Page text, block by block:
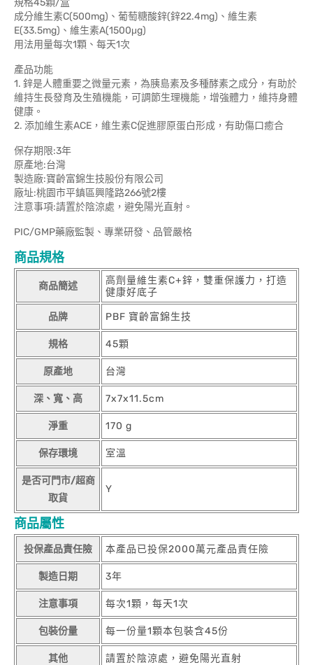
規格45顆/盒
成分維生素C(500mg)、葡萄糖酸鋅(鋅22.4mg)、維生素
E(33.5mg)、維生素A(1500μg)
用法用量每次1顆、每天1次
產品功能
1. 鋅是人體重要之微量元素，為胰島素及多種酵素之成分，有助於
維持生長發育及生殖機能，可調節生理機能，增強體力，維持身體
健康。
2. 添加維生素ACE，維生素C促進膠原蛋白形成，有助傷口癒合
保存期限:3年
原產地:台灣
製造廠:寶齡富錦生技股份有限公司
廠址:桃園市平鎮區興隆路266號2樓
注意事項:請置於陰涼處，避免陽光直射。
PIC/GMP藥廠監製、專業研發、品管嚴格
商品規格
商品簡述
高劑量維生素C+鋅，雙重保護力，打造
健康好底子
品牌 PBF 寶齡富錦生技
規格 45顆
原產地 台灣
深、寬、高 7x7x11.5cm
淨重 170 g
保存環境 室溫
是否可門市/超商
取貨
Y
商品屬性
投保產品責任險 本產品已投保2000萬元產品責任險
製造日期 3年
注意事項 每次1顆，每天1次
包裝份量 每一份量1顆本包裝含45份
其他 請置於陰涼處，避免陽光直射